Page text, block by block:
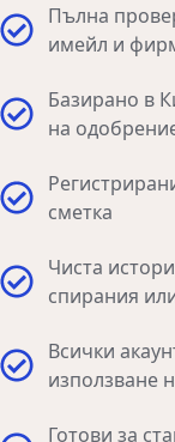
Пълна
имейл и
Базирано в
на
сметка
Чиста
спирания
Всички
използване
Готови за